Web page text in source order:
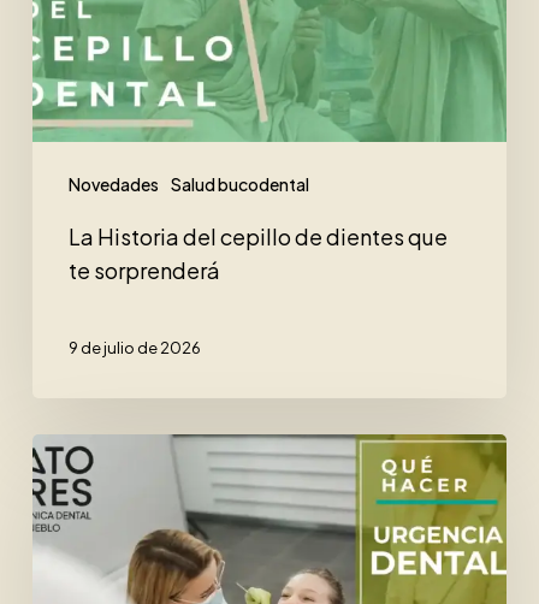
Novedades Salud bucodental
dientes
que
te
sorprenderá
La Historia del cepillo de dientes que
te sorprenderá
9 de julio de 2026
Urgencias
Dentales
en
Verano.